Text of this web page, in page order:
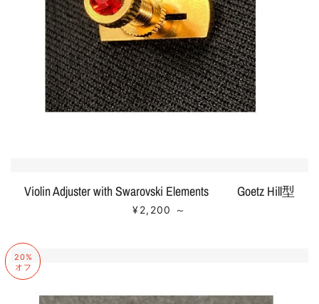
Violin Adjuster with Swarovski Elements Goetz Hill型
販売価格
¥2,200 ～
20%
オフ